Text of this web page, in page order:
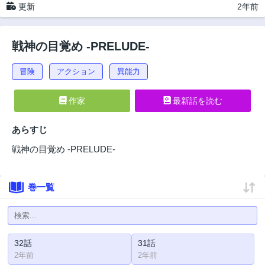
更新 2年前
戦神の目覚め ‐PRELUDE‐
冒険 アクション 異能力
作家 最新話を読む
あらすじ
戦神の目覚め ‐PRELUDE‐
巻一覧
32話
2年前
31話
2年前